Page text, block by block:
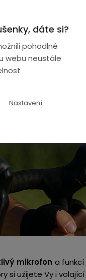
dáte si?
pohodlné
webu neustále
Nastavení
mikrofon a
si užijete Vy i